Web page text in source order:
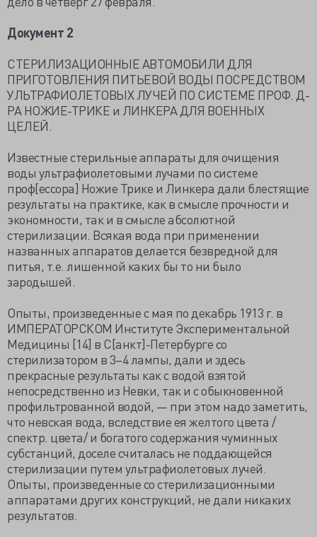
Документ 2
СТЕРИЛИЗАЦИОННЫЕ АВТОМОБИЛИ ДЛЯ
ПРИГОТОВЛЕНИЯ ПИТЬЕВОЙ ВОДЫ ПОСРЕДСТВОМ
УЛЬТРАФИОЛЕТОВЫХ ЛУЧЕЙ ПО СИСТЕМЕ ПРОФ. Д-
РА НОЖИЕ-ТРИКЕ и ЛИНКЕРА ДЛЯ ВОЕННЫХ
ЦЕЛЕЙ.
Известные стерильные аппараты для очищения
воды ультрафиолетовыми лучами по системе
проф[ессора] Ножие Трике и Линкера дали блестящие
результаты на практике, как в смысле прочности и
экономности, так и в смысле абсолютной
стерилизации. Всякая вода при применении
названных аппаратов делается безвредной для
питья, т.е. лишенной каких бы то ни было
зародышей.
Опыты, произведенные с мая по декабрь 1913 г. в
ИМПЕРАТОРСКОМ Институте Экспериментальной
Медицины [14] в С[анкт]-Петербурге со
стерилизатором в 3–4 лампы, дали и здесь
прекрасные результаты как с водой взятой
непосредственно из Невки, так и с обыкновенной
профильтрованной водой, — при этом надо заметить,
что невская вода, вследствие ея желтого цвета /
спектр. цвета/ и богатого содержания чуминных
субстанций, доселе считалась не поддающейся
стерилизации путем ультрафиолетовых лучей.
Опыты, произведенные со стерилизационными
аппаратами других конструкций, не дали никаких
результатов.